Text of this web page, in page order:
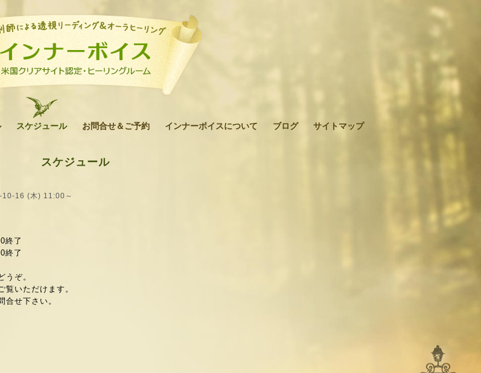
スケジュール お問合せ＆ご予約 インナーボイスについて ブログ サイトマップ
スケジュール
16 (木) 11:00～
終了
終了
うぞ。
覧いただけます。
合せ下さい。